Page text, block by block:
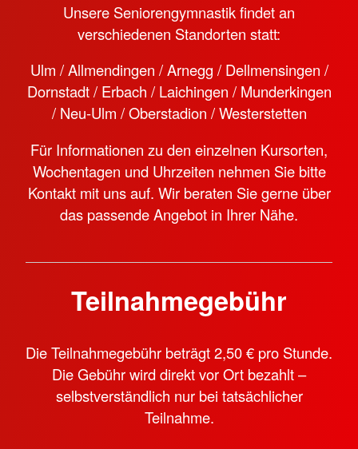
Unsere Seniorengymnastik findet an
verschiedenen Standorten statt:
Ulm / Allmendingen / Arnegg / Dellmensingen /
Dornstadt / Erbach / Laichingen / Munderkingen
/ Neu-Ulm / Oberstadion / Westerstetten
Für Informationen zu den einzelnen Kursorten,
Wochentagen und Uhrzeiten nehmen Sie bitte
Kontakt mit uns auf. Wir beraten Sie gerne über
das passende Angebot in Ihrer Nähe.
Teilnahmegebühr
Die Teilnahmegebühr beträgt 2,50 € pro Stunde.
Die Gebühr wird direkt vor Ort bezahlt –
selbstverständlich nur bei tatsächlicher
Teilnahme.